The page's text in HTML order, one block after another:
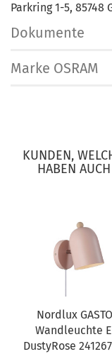
Parkring 1-5, 85748
Dokumente
Marke OSRAM
KUNDEN,
HABEN
Nordlux
Wandleuchte
DustyRose